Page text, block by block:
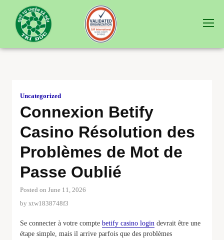
Uncategorized
Connexion Betify
Casino Résolution des
Problèmes de Mot de
Passe Oublié
Posted on June 11, 2026
by xtw1838748f3
Se connecter à votre compte betify casino login devrait être une
étape simple, mais il arrive parfois que des problèmes